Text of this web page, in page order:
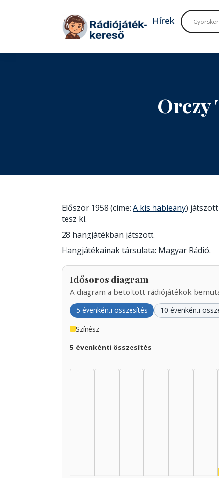
Tovább a tartalomhoz
Hírek
Orczy
Először 1958 (címe: A kis hableány)
tesz ki.
28 hangjátékban játszott.
Hangjátékainak társulata: Magyar Rádió.
Idősoros diagram
A diagram a betöltött rádiójátékok
5 évenkénti összesítés 10 évenkénti
Színész
5 évenkénti összesítés